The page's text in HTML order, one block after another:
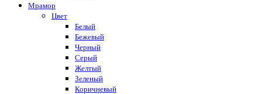
Мрамор
Цвет
Белый
Бежевый
Черный
Серый
Желтый
Зеленый
Коричневый